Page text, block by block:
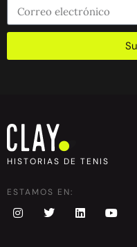
HISTORIAS DE TENIS
ESTAMOS EN: